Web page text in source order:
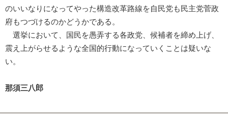
のいいなりになってやった構造改革路線を自民党も民主党菅政
府もつづけるのかどうかである。
選挙において、国民を愚弄する各政党、候補者を締め上げ、
震え上がらせるような全国的行動になっていくことは疑いな
い。
那須三八郎